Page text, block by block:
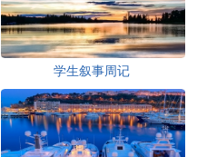
学生叙事周记